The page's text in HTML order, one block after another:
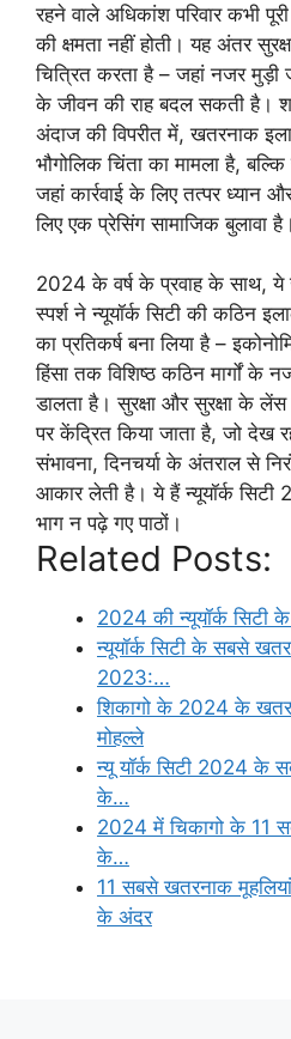
रहने वाले अधिकांश परिवार कभी
की क्षमता नहीं होती। यह अंतर
चित्रित करता है – जहां नजर मुड़ी
के जीवन की राह बदल सकती है।
अंदाज की विपरीत में, खतरनाक
भौगोलिक चिंता का मामला है,
जहां कार्रवाई के लिए तत्पर ध्यान
लिए एक प्रेसिंग सामाजिक बुलावा है।
2024 के वर्ष के प्रवाह के साथ,
स्पर्श ने न्यूयॉर्क सिटी की कठिन
का प्रतिकर्ष बना लिया है –
हिंसा तक विशिष्ठ कठिन मार्गों के
डालता है। सुरक्षा और सुरक्षा के
पर केंद्रित किया जाता है, जो देख
संभावना, दिनचर्या के अंतराल से
आकार लेती है। ये हैं न्यूयॉर्क सिटी
भाग न पढ़े गए पाठों।
Related Posts:
2024 की न्यूयॉर्क सिटी
न्यूयॉर्क सिटी के सबसे
2023:…
शिकागो के 2024 के
मोहल्ले
न्यू यॉर्क सिटी 2024 के
के…
2024 में चिकागो के 11
के…
11 सबसे खतरनाक
के अंदर